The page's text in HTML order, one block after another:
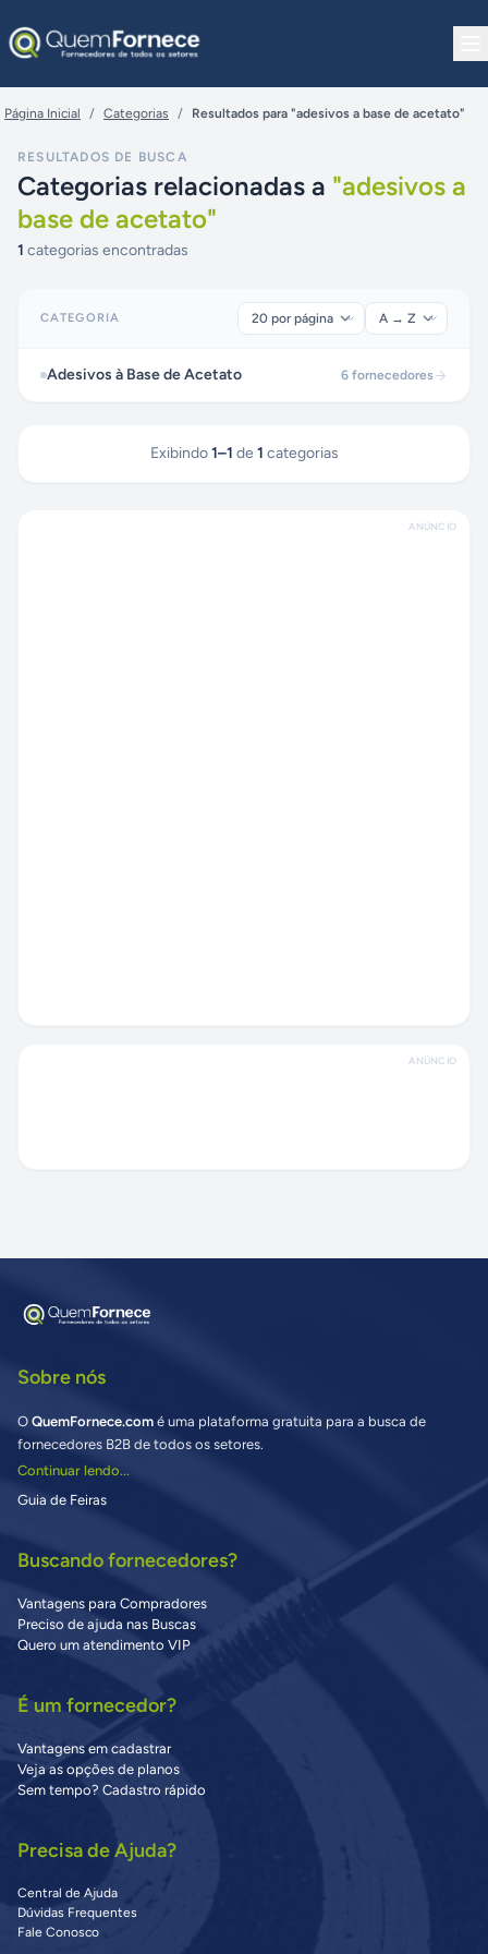
Página Inicial / Categorias / Resultados para "adesivos a base de acetato"
RESULTADOS DE BUSCA
Categorias relacionadas a "adesivos a
base de acetato"
1 categorias encontradas
CATEGORIA
Adesivos à Base de Acetato 6 fornecedores
Exibindo 1–1 de 1 categorias
ANÚNCIO
ANÚNCIO
Sobre nós
O QuemFornece.com é uma plataforma gratuita para a busca de
fornecedores B2B de todos os setores.
Continuar lendo...
Guia de Feiras
Buscando fornecedores?
Vantagens para Compradores
Preciso de ajuda nas Buscas
Quero um atendimento VIP
É um fornecedor?
Vantagens em cadastrar
Veja as opções de planos
Sem tempo? Cadastro rápido
Precisa de Ajuda?
Central de Ajuda
Dúvidas Frequentes
Fale Conosco